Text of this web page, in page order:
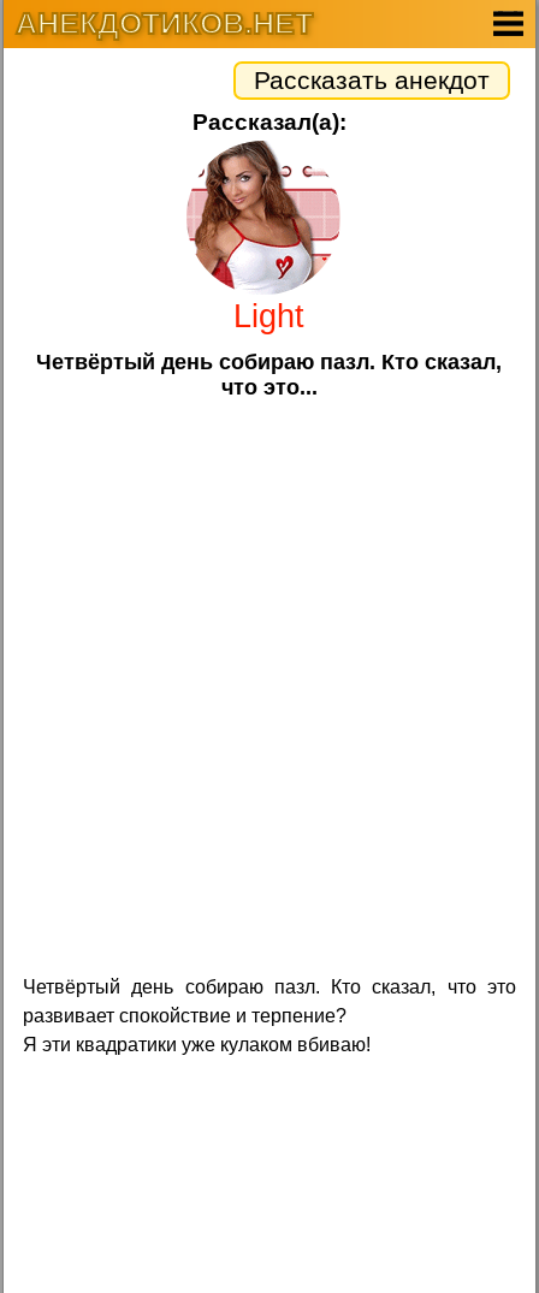
АНЕКДОТИКОВ.НЕТ
Рассказать анекдот
Рассказал(а):
Light
Четвёртый день собираю пазл. Кто сказал,
что это...
Четвёртый день собираю пазл. Кто сказал, что это
развивает спокойствие и терпение?
Я эти квадратики уже кулаком вбиваю!